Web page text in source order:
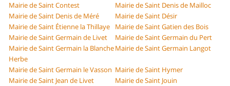
Mairie de Saint Contest
Mairie de Saint Denis de Mailloc
Mairie de Saint Denis de Méré
Mairie de Saint Désir
Mairie de Saint Étienne la Thillaye
Mairie de Saint Gatien des Bois
Mairie de Saint Germain de Livet
Mairie de Saint Germain du Pert
Mairie de Saint Germain la Blanche
Herbe
Mairie de Saint Germain Langot
Mairie de Saint Germain le Vasson Mairie de Saint Hymer
Mairie de Saint Jean de Livet
Mairie de Saint Jouin